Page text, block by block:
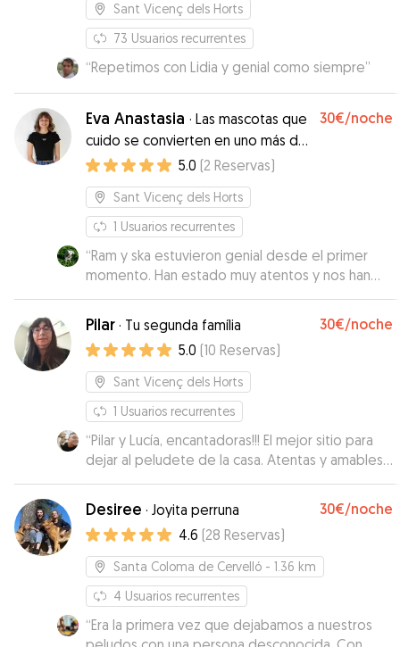
Sant Vicenç dels Horts
73 Usuarios recurrentes
“Repetimos con Lidia y genial como siempre”
Eva Anastasia · Las mascotas que
cuido se convierten en uno más de
la familia!
30€/noche
5.0 (2 Reservas)
Sant Vicenç dels Horts
1 Usuarios recurrentes
“Ram y ska estuvieron genial desde el primer
momento. Han estado muy atentos y nos han
ido enviado fotos, vídeos y explicado como
estavan. Tienen mucho espacio y hay un camino
de montaña justo al lado para pasear. Estamos
súper contentos!”
Pilar · Tu segunda família 30€/noche
5.0 (10 Reservas)
Sant Vicenç dels Horts
1 Usuarios recurrentes
“Pilar y Lucía, encantadoras!!! El mejor sitio para
dejar al peludete de la casa. Atentas y amables
puedes estar tranquil@ tu perro estará como si
fuese uno más de su familia, servicio inmejorable
y atención para él y para ti de "lujo". Sin duda
volveremos a repetir a partir de ahora.
Muchísimas gracias familia, sois unas excelentes
cuidadoras y personas. Piper os echa de
menos.”
Desiree · Joyita perruna 30€/noche
4.6 (28 Reservas)
Santa Coloma de Cervelló - 1.36 km
4 Usuarios recurrentes
“Era la primera vez que dejabamos a nuestros